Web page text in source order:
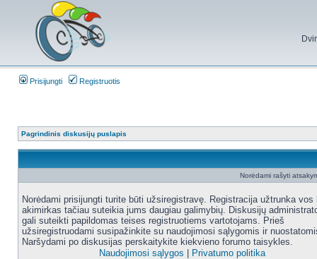
Prisijungti Registruotis
Pagrindinis diskusijų puslapis
Norėdami rašyti
Norėdami prisijungti turite būti užsiregistravę. Registracija užtrunka vos
akimirkas tačiau suteikia jums daugiau galimybių. Diskusijų
gali suteikti papildomas teises registruotiems vartotojams. Prieš
užsiregistruodami susipažinkite su naudojimosi sąlygomis ir
Naršydami po diskusijas perskaitykite kiekvieno forumo taisykles.
Naudojimosi sąlygos
Privatumo politika